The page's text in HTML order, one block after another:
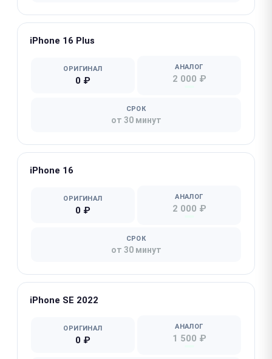
iPhone 16 Plus
ОРИГИНАЛ
0 ₽
АНАЛОГ
2 000 ₽
СРОК
от 30 минут
iPhone 16
ОРИГИНАЛ
0 ₽
АНАЛОГ
2 000 ₽
СРОК
от 30 минут
iPhone SE 2022
ОРИГИНАЛ
0 ₽
АНАЛОГ
1 500 ₽